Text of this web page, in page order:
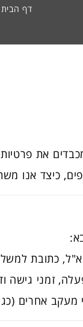
דף הבית
את
כיצד
כתובת